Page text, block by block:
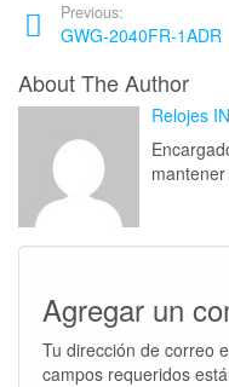
Previous:
GWG-2040FR-1ADR
About The Author
Relojes
Agregar un
Tu dirección de correo
campos requeridos